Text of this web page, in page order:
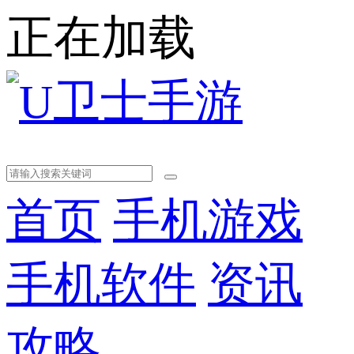
正在加载
首页 手机游戏
手机软件 资讯